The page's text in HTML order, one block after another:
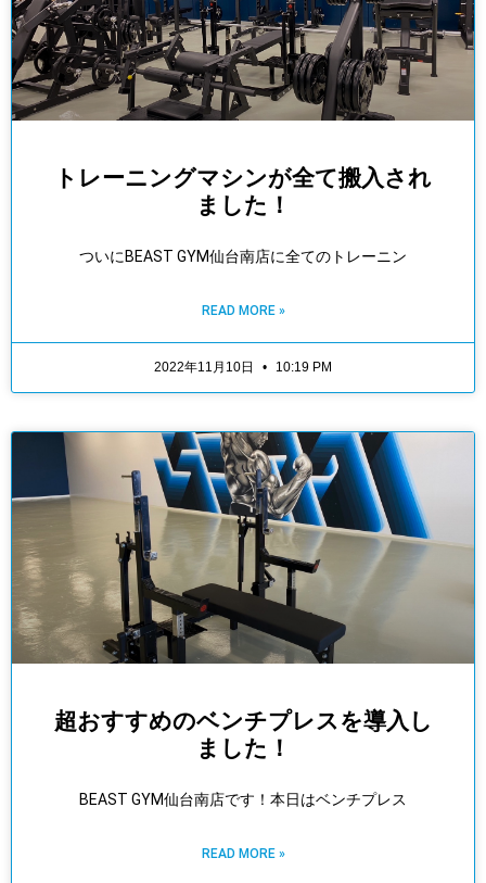
トレーニングマシンが全て搬入され
ました！
ついにBEAST GYM仙台南店に全てのトレーニン
READ MORE »
2022年11月10日 10:19 PM
超おすすめのベンチプレスを導入し
ました！
BEAST GYM仙台南店です！本日はベンチプレス
READ MORE »